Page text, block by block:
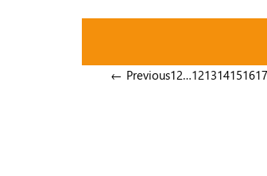
← Previous12…121314151617